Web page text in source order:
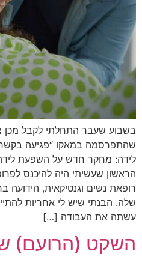
בשבוע שעבר התחלתי לקבל מכן
שהתפרסמה במאקו “פגיעה בקשר
לידה: מחקר חדש על השפעת
הראשון שעשיתי היה להיכנס
רופאת נשים וגנטיקאית,
שלה. הבנתי שיש לי אחריות
עשתה את העבודה […]
השקט (הרועם)